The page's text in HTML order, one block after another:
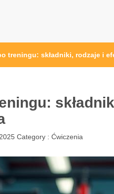
treningu: składniki, rodzaje i
Category : Ćwiczenia